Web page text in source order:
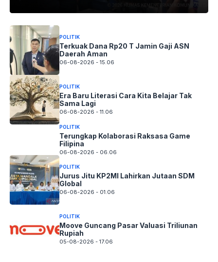
POLITIK
Terkuak Dana Rp20 T Jamin Gaji ASN
Daerah Aman
06-08-2026 - 15.06
POLITIK
Era Baru Literasi Cara Kita Belajar Tak
Sama Lagi
06-08-2026 - 11.06
POLITIK
Terungkap Kolaborasi Raksasa Game
Filipina
06-08-2026 - 06.06
POLITIK
Jurus Jitu KP2MI Lahirkan Jutaan SDM
Global
06-08-2026 - 01.06
POLITIK
Moove Guncang Pasar Valuasi Triliunan
Rupiah
05-08-2026 - 17.06